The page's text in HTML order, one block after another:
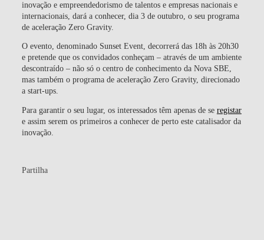
inovação e empreendedorismo de talentos e empresas nacionais e
internacionais, dará a conhecer, dia 3 de outubro, o seu programa
de aceleração Zero Gravity.
O evento, denominado Sunset Event, decorrerá das 18h às 20h30
e pretende que os convidados conheçam – através de um ambiente
descontraído – não só o centro de conhecimento da Nova SBE,
mas também o programa de aceleração Zero Gravity, direcionado
a start-ups.
Para garantir o seu lugar, os interessados têm apenas de se registar
e assim serem os primeiros a conhecer de perto este catalisador da
inovação.
Partilha